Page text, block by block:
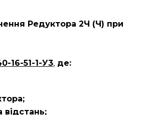
Редуктора 2Ч (Ч) при
16-51-1-У3, де:
відстань;